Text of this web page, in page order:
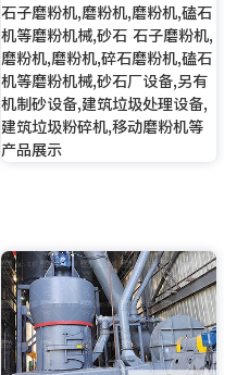
石子磨粉机,磨粉机,磨粉机,磕石
机等磨粉机械,砂石 石子磨粉机,
磨粉机,磨粉机,碎石磨粉机,磕石
机等磨粉机械,砂石厂设备,另有
机制砂设备,建筑垃圾处理设备,
建筑垃圾粉碎机,移动磨粉机等
产品展示